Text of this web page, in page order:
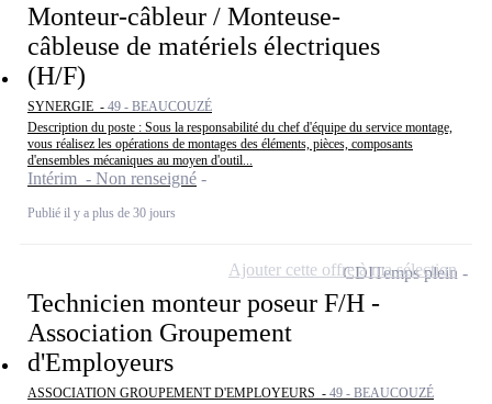
Monteur-câbleur / Monteuse-
câbleuse de matériels électriques
(H/F)
SYNERGIE - 49 - BEAUCOUZÉ
Description du poste : Sous la responsabilité du chef d'équipe du service montage,
vous réalisez les opérations de montages des éléments, pièces, composants
d'ensembles mécaniques au moyen d'outil...
Intérim - Non renseigné
Publié il y a plus de 30 jours
Technicien monteur poseur F/H -
Association Groupement
d'Employeurs
ASSOCIATION GROUPEMENT D'EMPLOYEURS - 49 - BEAUCOUZÉ
CDITemps plein
Ajouter cette offre à ma sélection